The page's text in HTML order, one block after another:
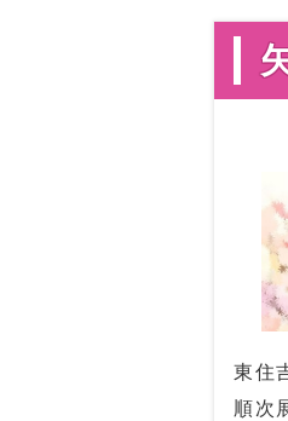
東住
順次